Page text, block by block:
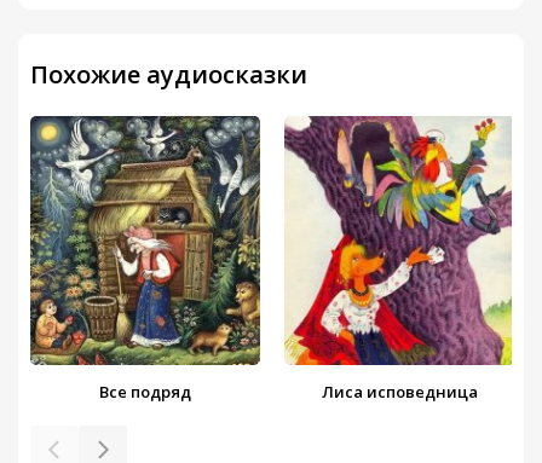
Похожие аудиосказки
Все подряд Лиса исповедница